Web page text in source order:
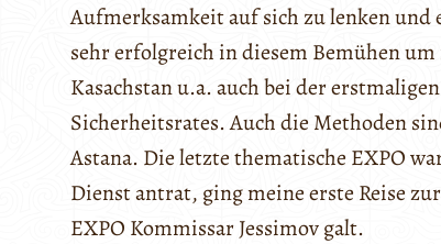
Aufmerksamkeit auf sich zu lenken und
sehr erfolgreich in diesem Bemühen
Kasachstan u.a. auch bei der
Sicherheitsrates. Auch die Methoden
Astana. Die letzte thematische EXPO
Dienst antrat, ging meine erste Reise
EXPO Kommissar Jessimov galt.